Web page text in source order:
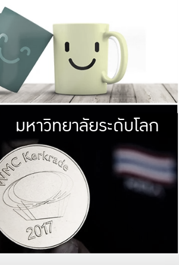
ให้กับประชาชน
มหาวิทยา
พร้อมที่จ
และผลักดันในการใช้ระบบส
เพื่อการทำงานแ
มหาวิทยาลัยระดับโลก